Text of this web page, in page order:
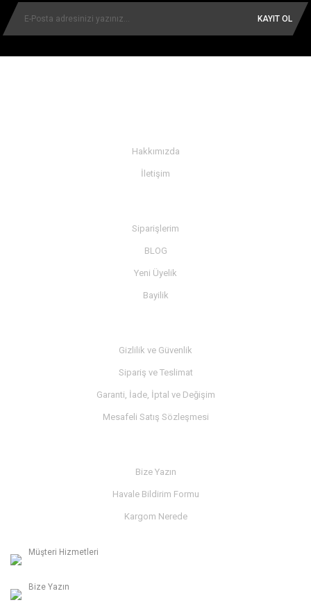
KAYIT OL
Hakkımızda
İletişim
Siparişlerim
BLOG
Yeni Üyelik
Bayilik
Gizlilik ve Güvenlik
Sipariş ve Teslimat
Garanti, İade, İptal ve Değişim
Mesafeli Satış Sözleşmesi
Bize Yazın
Havale Bildirim Formu
Kargom Nerede
Müşteri Hizmetleri
Bize Yazın